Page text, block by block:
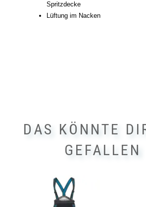
Spritzdecke
Lüftung im Nacken
DAS KÖNNTE
GEFALLEN